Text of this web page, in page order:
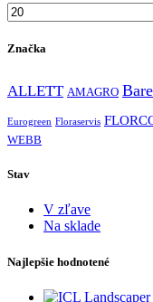
Minimálna
cena
Značka
ALLETT AMAGRO
Eurogreen Floraservis
WEBB
Stav
V zľave
Na sklade
Najlepšie hodnotené